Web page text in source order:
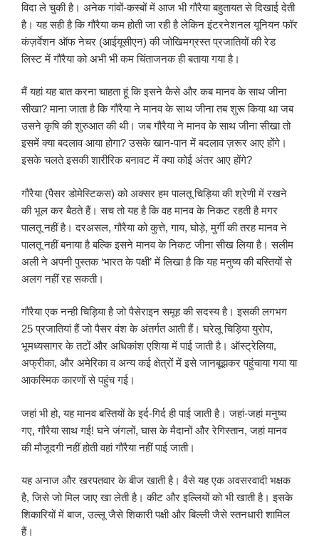
विदा ले चुकी है। अनेक गांवों-कस्बों में आज भी गौरैया बहुतायत से दिखाई देती
है। यह सही है कि गौरैया कम होती जा रही है लेकिन इंटरनेशनल यूनियन फॉर
कंज़र्वेशन ऑफ नेचर (आईयूसीएन) की जोखिमग्रस्त प्रजातियों की रेड
लिस्ट में गौरैया को अभी भी कम चिंताजनक ही बताया गया है।
मैं यहां यह बात करना चाहता हूं कि इसने कैसे और कब मानव के साथ जीना
सीखा? माना जाता है कि गौरैया ने मानव के साथ जीना तब शुरू किया था जब
उसने कृषि की शुरुआत की थी। जब गौरैया ने मानव के साथ जीना सीखा तो
इसमें क्या बदलाव आया होगा? उसके खान-पान में बदलाव ज़रूर आए होंगे।
इसके चलते इसकी शारीरिक बनावट में क्या कोई अंतर आए होंगे?
गौरैया (पैसर डोमेस्टिकस) को अक्सर हम पालतू चिड़िया की श्रेणी में रखने
की भूल कर बैठते हैं। सच तो यह है कि वह मानव के निकट रहती है मगर
पालतू नहीं है। दरअसल, गौरैया को कुत्ते, गाय, घोड़े, मुर्गी की तरह मानव ने
पालतू नहीं बनाया है बल्कि इसने मानव के निकट जीना सीख लिया है। सलीम
अली ने अपनी पुस्तक ‘भारत के पक्षी’ में लिखा है कि यह मनुष्य की बस्तियों से
अलग नहीं रह सकती।
गौरैया एक नन्ही चिड़िया है जो पैसेराइन समूह की सदस्य है। इसकी लगभग
25 प्रजातियां हैं जो पैसर वंश के अंतर्गत आती हैं। घरेलू चिड़िया युरोप,
भूमध्यसागर के तटों और अधिकांश एशिया में पाई जाती है। ऑस्ट्रेलिया,
अफ्रीका, और अमेरिका व अन्य कई क्षेत्रों में इसे जानबूझकर पहुंचाया गया या
आकस्मिक कारणों से पहुंच गई।
जहां भी हो, यह मानव बस्तियों के इर्द-गिर्द ही पाई जाती है। जहां-जहां मनुष्य
गए, गौरैया साथ गई! घने जंगलों, घास के मैदानों और रेगिस्तान, जहां मानव
की मौजूदगी नहीं होती वहां गौरैया नहीं पाई जाती।
यह अनाज और खरपतवार के बीज खाती है। वैसे यह एक अवसरवादी भक्षक
है, जिसे जो मिल जाए खा लेती है। कीट और इल्लियों को भी खाती है। इसके
शिकारियों में बाज, उल्लू जैसे शिकारी पक्षी और बिल्ली जैसे स्तनधारी शामिल
हैं।